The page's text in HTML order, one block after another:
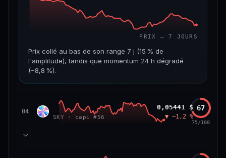
PRIX — 7 JOURS
Prix collé au bas de son range 7 j (15 % de
l'amplitude), tandis que momentum 24 h dégradé
(−8,8 %).
508 M$ 8,7 M$
VAR. 7 J VAR. 30 J
04 SKY Sky
SKY · capi #56
0,05441 $
▼ −1,2 %
67
75/100
78